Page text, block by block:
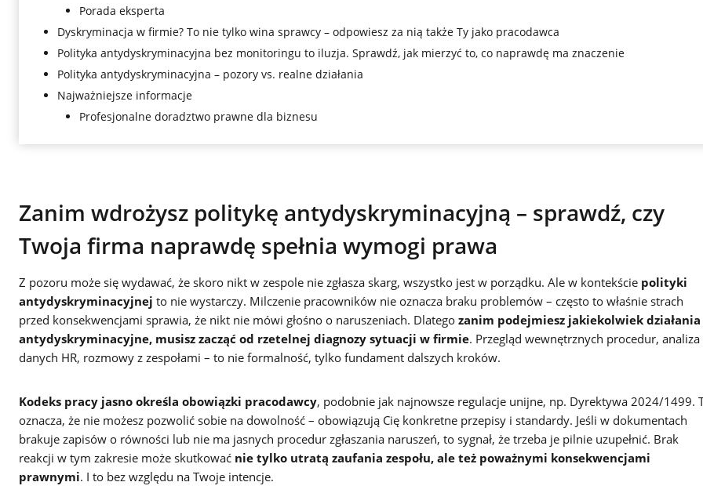
Porada eksperta
Dyskryminacja w firmie? To nie tylko wina sprawcy – odpowiesz za nią także Ty jako pracodawca
Polityka antydyskryminacyjna bez monitoringu to iluzja. Sprawdź, jak mierzyć to, co naprawdę ma znaczenie
Polityka antydyskryminacyjna – pozory vs. realne działania
Najważniejsze informacje
Profesjonalne doradztwo prawne dla biznesu
Zanim wdrożysz politykę antydyskryminacyjną – sprawdź, czy
Twoja firma naprawdę spełnia wymogi prawa
Z pozoru może się wydawać, że skoro nikt w zespole nie zgłasza skarg, wszystko jest w porządku. Ale w kontekście polityki
antydyskryminacyjnej to nie wystarczy. Milczenie pracowników nie oznacza braku problemów – często to właśnie strach
przed konsekwencjami sprawia, że nikt nie mówi głośno o naruszeniach. Dlatego zanim podejmiesz jakiekolwiek działania
antydyskryminacyjne, musisz zacząć od rzetelnej diagnozy sytuacji w firmie. Przegląd wewnętrznych procedur, analiza
danych HR, rozmowy z zespołami – to nie formalność, tylko fundament dalszych kroków.
Kodeks pracy jasno określa obowiązki pracodawcy, podobnie jak najnowsze regulacje unijne, np. Dyrektywa 2024/1499.
oznacza, że nie możesz pozwolić sobie na dowolność – obowiązują Cię konkretne przepisy i standardy. Jeśli w dokumentach
brakuje zapisów o równości lub nie ma jasnych procedur zgłaszania naruszeń, to sygnał, że trzeba je pilnie uzupełnić. Brak
reakcji w tym zakresie może skutkować nie tylko utratą zaufania zespołu, ale też poważnymi konsekwencjami
prawnymi. I to bez względu na Twoje intencje.